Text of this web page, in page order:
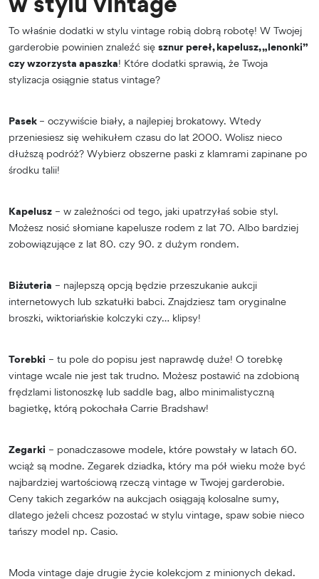
To właśnie dodatki w stylu vintage robią dobrą robotę! W Twojej
garderobie powinien znaleźć się sznur pereł, kapelusz, „lenonki”
czy wzorzysta apaszka! Które dodatki sprawią, że Twoja
stylizacja osiągnie status vintage?
Pasek – oczywiście biały, a najlepiej brokatowy. Wtedy
przeniesiesz się wehikułem czasu do lat 2000. Wolisz nieco
dłuższą podróż? Wybierz obszerne paski z klamrami zapinane po
środku talii!
Kapelusz – w zależności od tego, jaki upatrzyłaś sobie styl.
Możesz nosić słomiane kapelusze rodem z lat 70. Albo bardziej
zobowiązujące z lat 80. czy 90. z dużym rondem.
Biżuteria – najlepszą opcją będzie przeszukanie aukcji
internetowych lub szkatułki babci. Znajdziesz tam oryginalne
broszki, wiktoriańskie kolczyki czy… klipsy!
Torebki – tu pole do popisu jest naprawdę duże! O torebkę
vintage wcale nie jest tak trudno. Możesz postawić na zdobioną
frędzlami listonoszkę lub saddle bag, albo minimalistyczną
bagietkę, którą pokochała Carrie Bradshaw!
Zegarki – ponadczasowe modele, które powstały w latach 60.
wciąż są modne. Zegarek dziadka, który ma pół wieku może być
najbardziej wartościową rzeczą vintage w Twojej garderobie.
Ceny takich zegarków na aukcjach osiągają kolosalne sumy,
dlatego jeżeli chcesz pozostać w stylu vintage, spaw sobie nieco
tańszy model np. Casio.
Moda vintage daje drugie życie kolekcjom z minionych dekad.